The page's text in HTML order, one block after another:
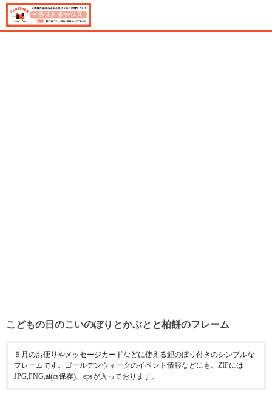
こどもの日のこいのぼりとかぶとと柏餅のフレーム
５月のお便りやメッセージカードなどに使える鯉のぼり付きのシンプルな
フレームです。ゴールデンウィークのイベント情報などにも。ZIPには
JPG,PNG,ai(cs保存)、epsが入っております。